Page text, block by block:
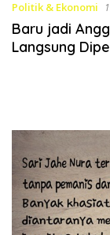
Politik & Ekonomi
Baru jadi
Langsung